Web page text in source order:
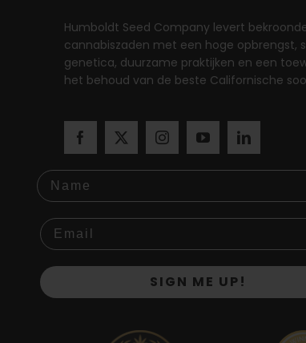
Humboldt Seed Company levert
cannabiszaden met een hoge opbrengst,
genetica, duurzame praktijken en een
het behoud van de beste Californische
Name
SIGN ME UP!